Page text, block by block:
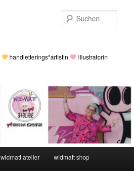
handletterings*artistin illustratorin
widmatt atelier widmatt shop